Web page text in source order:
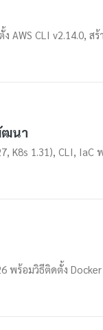
CLI v2.14.0, ส
ฒนา
K8s 1.31), CLI,
พร้อมวิธีติดตั้ง